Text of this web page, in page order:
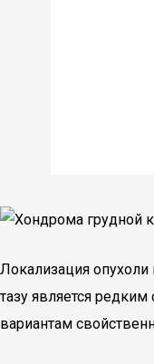
Локализация опухоли
тазу является
вариантам